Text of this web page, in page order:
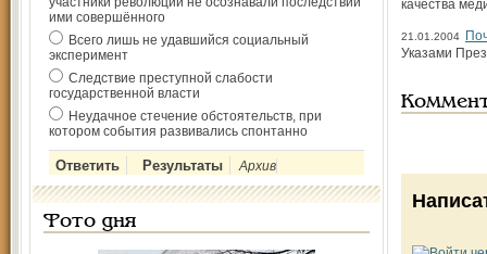
ими совершённого
Всего лишь не удавшийся социальный
эксперимент
Следствие преступной слабости
государственной власти
Неудачное стечение обстоятельств, при
котором события развивались спонтанно
Архив
Фото дня
качества
21.01.2004
Указами